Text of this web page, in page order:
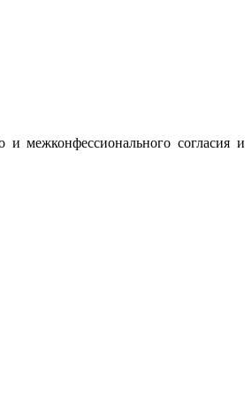
межконфессионального согласия и